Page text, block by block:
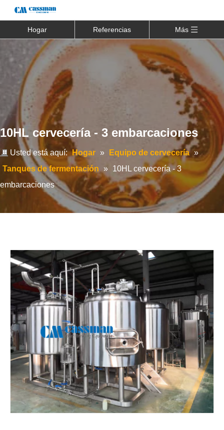
Hogar Referencias Más
10HL cervecería - 3 embarcaciones
Usted está aquí: Hogar » Equipo de cervecería »
Tanques de fermentación » 10HL cervecería - 3
embarcaciones